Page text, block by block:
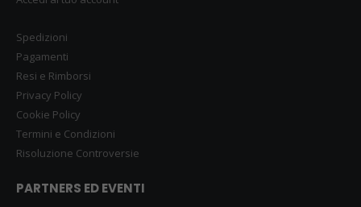
Spedizioni
Pagamenti
Resi e Rimborsi
Privacy Policy
Cookie Policy
Termini e Condizioni
Risoluzione Controversie
PARTNERS ED EVENTI